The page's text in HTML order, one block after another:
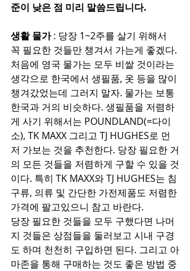
준이 낮은 점 미리 말씀드립니다.
생활 물가 : 당장 1~2주를 살기 위해서
꼭 필요한 것들만 챙겨서 가는게 좋겠다.
처음에 영국 물가는 모두 비쌀 것이라는
생각으로 한국에서 생필품, 옷 등을 많이
챙겨갔었는데 그러지 말자. 물가는 보통
한국과 거의 비슷하다. 생필품을 저렴하
게 사기 위해서는 POUNDLAND(=다이
소), TK MAXX 그리고 TJ HUGHES로 먼
저 가보는 것을 추천한다. 당장 필요한 거
의 모든 것들을 저렴하게 구할 수 있을 것
이다. 특히 TK MAXX와 TJ HUGHES는 침
구류, 의류 및 간단한 가전제품도 저렴한
가격에 팔고있으니 참고 바란다.
당장 필요한 것들을 모두 구했다면 나머
지 것들은 상점들을 둘러보고 시내 구경
도 하며 천천히 구입하면 된다. 그리고 아
마존을 통해 구매하는 것도 좋은 방법 중